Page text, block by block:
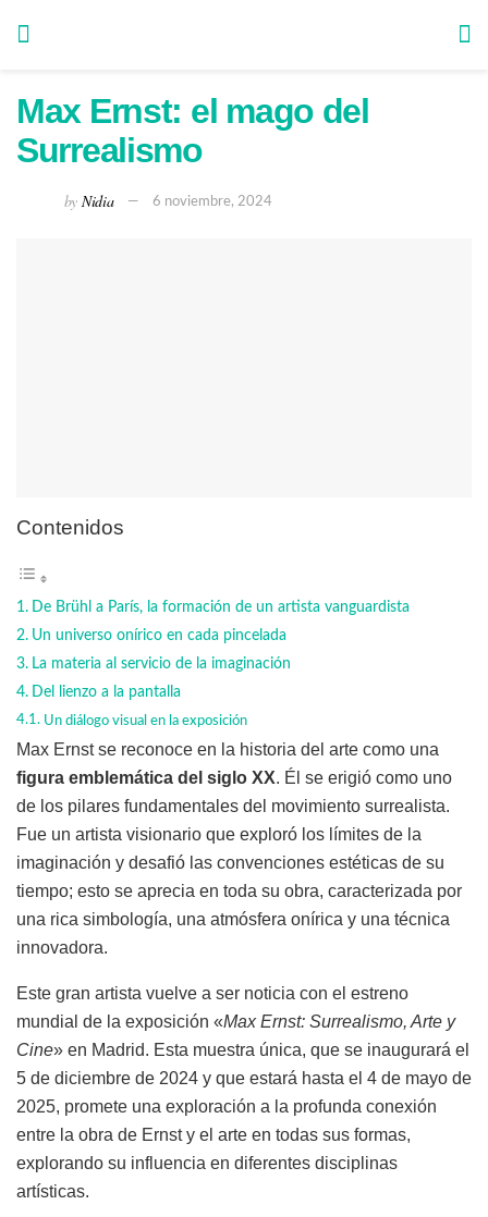
Max Ernst: el mago del
Surrealismo
by Nidia 6 noviembre, 2024
Contenidos
De Brühl a París, la formación de un artista vanguardista
Un universo onírico en cada pincelada
La materia al servicio de la imaginación
Del lienzo a la pantalla
Un diálogo visual en la exposición
Max Ernst se reconoce en la historia del arte como una
figura emblemática del siglo XX. Él se erigió como uno
de los pilares fundamentales del movimiento surrealista.
Fue un artista visionario que exploró los límites de la
imaginación y desafió las convenciones estéticas de su
tiempo; esto se aprecia en toda su obra, caracterizada por
una rica simbología, una atmósfera onírica y una técnica
innovadora.
Este gran artista vuelve a ser noticia con el estreno
mundial de la exposición «Max Ernst: Surrealismo, Arte y
Cine» en Madrid. Esta muestra única, que se inaugurará el
5 de diciembre de 2024 y que estará hasta el 4 de mayo de
2025, promete una exploración a la profunda conexión
entre la obra de Ernst y el arte en todas sus formas,
explorando su influencia en diferentes disciplinas
artísticas.